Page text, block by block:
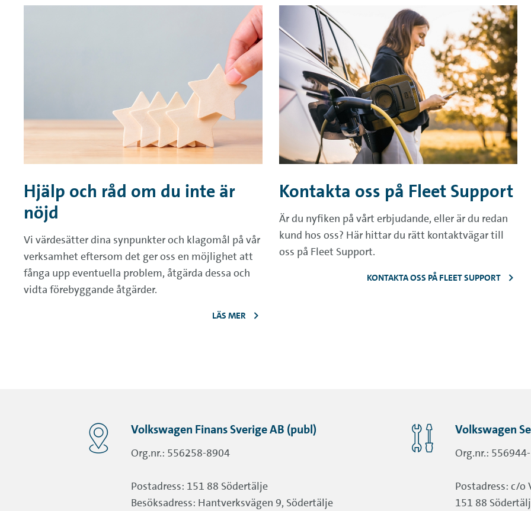
Hjälp och råd om du inte är
nöjd
Vi värdesätter dina synpunkter och klagomål på vår
verksamhet eftersom det ger oss en möjlighet att
fånga upp eventuella problem, åtgärda dessa och
vidta förebyggande åtgärder.
LÄS MER
Kontakta oss på Fleet Support
Är du nyfiken på vårt erbjudande, eller är du redan
kund hos oss? Här hittar du rätt kontaktvägar till
oss på Fleet Support.
KONTAKTA OSS PÅ FLEET SUPPORT
Volkswagen Finans Sverige AB (publ)
Org.nr.: 556258-8904
Postadress: 151 88 Södertälje
Besöksadress: Hantverksvägen 9, Södertälje
Volkswagen
Org.nr.:
Postadress: c/o
151 88